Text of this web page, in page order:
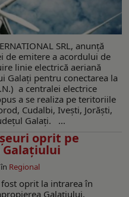
SRL, anunță
de emitere a acordului de
linie electrică aeriană
Galați pentru conectarea la
a centralei electrice
a se realiza pe teritoriile
Cudalbi, Ivești, Jorăști,
Galați. ...
oprit pe
Galaţiului
Regional
oprit la intrarea în
Galațiului.